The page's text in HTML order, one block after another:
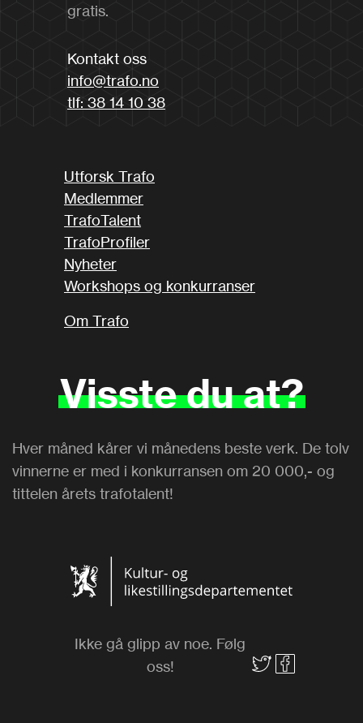
gratis.
Kontakt oss
info@trafo.no
tlf: 38 14 10 38
Utforsk Trafo
Medlemmer
TrafoTalent
TrafoProfiler
Nyheter
Workshops og konkurranser
Om Trafo
Vissteduat?
Hver måned kårer vi månedens beste verk. De tolv
vinnerne er med i konkurransen om 20 000,- og
tittelen årets trafotalent!
Ikke gå glipp av noe. Følg
oss!